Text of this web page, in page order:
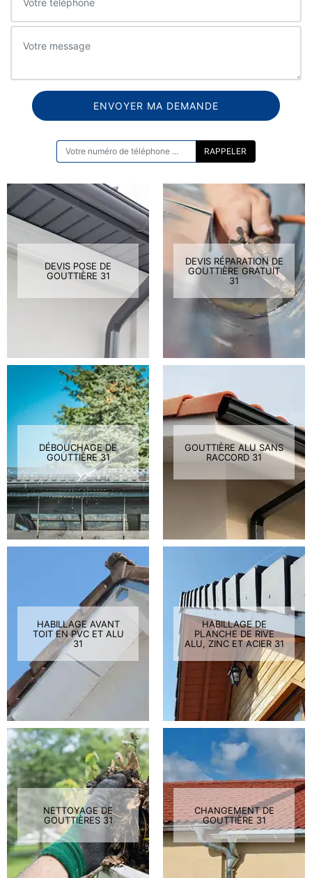
DEVIS POSE DE
GOUTTIÈRE 31
DEVIS RÉPARATION DE
GOUTTIÈRE GRATUIT
31
DÉBOUCHAGE DE
GOUTTIÈRE 31
GOUTTIÈRE ALU SANS
RACCORD 31
HABILLAGE AVANT
TOIT EN PVC ET ALU
31
HABILLAGE DE
PLANCHE DE RIVE
ALU, ZINC ET ACIER 31
NETTOYAGE DE
GOUTTIÈRES 31
CHANGEMENT DE
GOUTTIÈRE 31